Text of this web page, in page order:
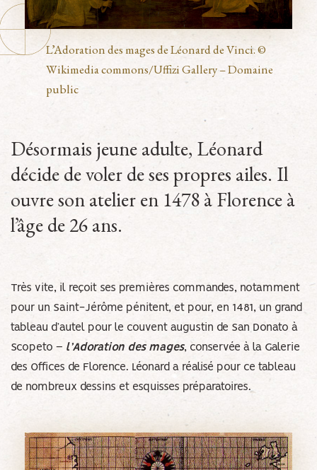
Désormais jeune adulte, Léonard
décide de voler de ses propres ailes. Il
ouvre son atelier en 1478 à Florence à
l’âge de 26 ans.
Très vite, il reçoit ses premières commandes, notamment
pour un Saint-Jérôme pénitent, et pour, en 1481, un grand
tableau d’autel pour le couvent augustin de San Donato à
Scopeto – l’Adoration des mages, conservée à la Galerie
des Offices de Florence. Léonard a réalisé pour ce tableau
de nombreux dessins et esquisses préparatoires.
L’Adoration des mages de Léonard de Vinci. ©
Wikimedia commons/Uffizi Gallery – Domaine
public